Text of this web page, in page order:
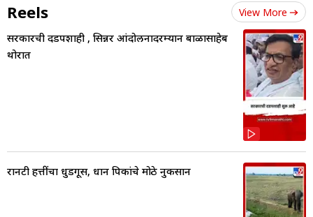
Reels View More
सरकारची दडपशाही , सिन्नर आंदोलनादरम्यान बाळासाहेब
थोरात
रानटी हत्तींचा धुडगूस, धान पिकांचे मोठे नुकसान